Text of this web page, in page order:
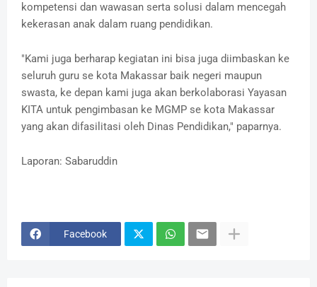
kompetensi dan wawasan serta solusi dalam mencegah
kekerasan anak dalam ruang pendidikan.
"Kami juga berharap kegiatan ini bisa juga diimbaskan ke
seluruh guru se kota Makassar baik negeri maupun
swasta, ke depan kami juga akan berkolaborasi Yayasan
KITA untuk pengimbasan ke MGMP se kota Makassar
yang akan difasilitasi oleh Dinas Pendidikan," paparnya.
Laporan: Sabaruddin
Facebook